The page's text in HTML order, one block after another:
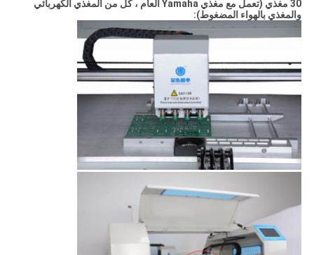
30 مغذي (تعمل مع مغذي Yamaha العام ، كل من المغذي الكهربائي
والمغذي بالهواء المضغوط):